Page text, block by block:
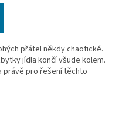
přátel někdy chaotické.
jídla končí všude kolem.
právě pro řešení těchto